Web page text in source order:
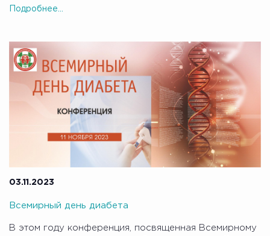
Подробнее...
03.11.2023
Всемирный день диабета
В этом году конференция, посвященная Всемирному